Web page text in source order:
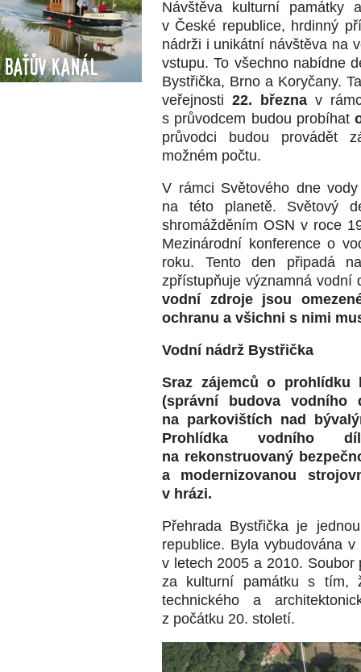
Baťův kanál
Návštěva kulturní památky
v České republice, hrdinný
nádrži i unikátní návštěva na
vstupu. To všechno nabídne
Bystřička, Brno a Koryčany.
veřejnosti 22. březnav
s průvodcem budou probíhat
průvodci budou provádět
možném počtu.
V rámci Světového dne
na této planetě. Světový
shromážděním OSN v roce
Mezinárodní konference o
roku. Tento den připadá
zpřístupňuje významná vodní
vodní zdroje jsou
ochranu a všichni s nimi
Vodní nádrž Bystřička
Sraz zájemců o prohlídku
(správní budova vodního
na parkovištích nad
Prohlídka vodního
na rekonstruovaný
a modernizovanou
v hrázi.
Přehrada Bystřička je
republice. Byla vybudována
v letech 2005 a 2010.
za kulturní památku s tím,
technického a
z počátku 20. století.